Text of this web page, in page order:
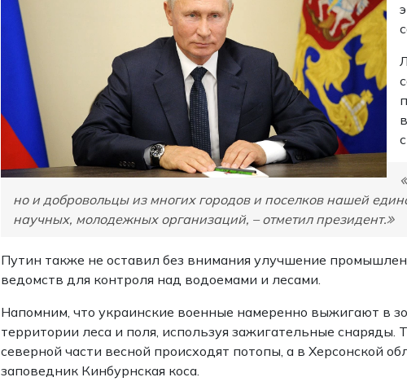
но и добровольцы из многих городов и поселков нашей
научных, молодежных организаций, – отметил президент.
Путин также не оставил без внимания улучшение
ведомств для контроля над водоемами и лесами.
Напомним, что украинские военные намеренно выжигают в
территории леса и поля, используя зажигательные
северной части весной происходят потопы, а в Херсонской
заповедник Кинбурнская коса.